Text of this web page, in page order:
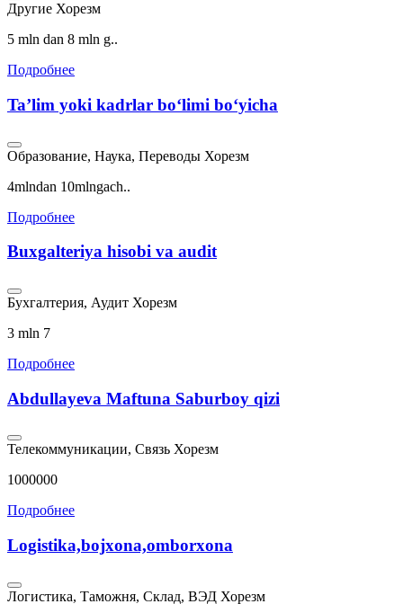
Другие Хорезм
5 mln dan 8 mln g..
Подробнее
Taʼlim yoki kadrlar boʻlimi boʻyicha
Образование, Наука, Переводы Хорезм
4mlndan 10mlngach..
Подробнее
Buxgalteriya hisobi va audit
Бухгалтерия, Аудит Хорезм
3 mln 7
Подробнее
Abdullayeva Maftuna Saburboy qizi
Телекоммуникации, Связь Хорезм
1000000
Подробнее
Logistika,bojxona,omborxona
Логистика, Таможня, Склад, ВЭД Хорезм